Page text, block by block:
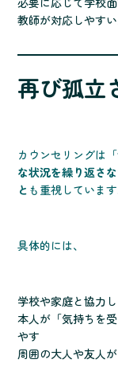
教師が対応しやす
再び孤立
カウンセリングは
な状況を繰り返さ
と も重視しています
具体的には、
学校や家庭と協力
本人が「気持ちを
やす
周囲の大人や友人